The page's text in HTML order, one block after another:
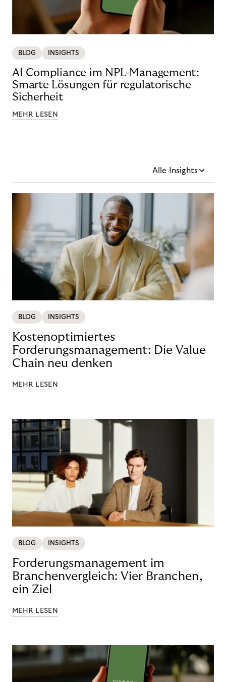
BLOG INSIGHTS
AI Compliance im NPL-Management:
Smarte Lösungen für regulatorische
Sicherheit
MEHR LESEN
Alle Insights
BLOG INSIGHTS
Kostenoptimiertes
Forderungsmanagement: Die Value
Chain neu denken
MEHR LESEN
BLOG INSIGHTS
Forderungsmanagement im
Branchenvergleich: Vier Branchen,
ein Ziel
MEHR LESEN